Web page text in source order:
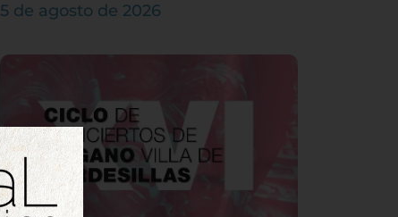
5 de agosto de 2026